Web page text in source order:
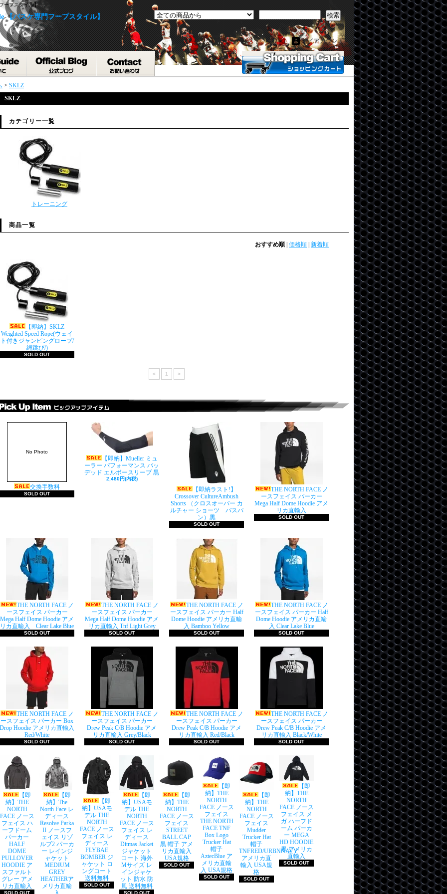
ープスタイル】
検索
【バスケ専門フープスタイル】
マイアカウント
> SKLZ
SKLZ
カテゴリー一覧
トレーニング
商品一覧
おすすめ順 価格順 新着順
【即納】SKLZ
Weighted Speed Rope(ウェイ
ト付きジャンピングロープ/
縄跳び/)
SOLD OUT
< 1 >
No Photo
交換手数料
SOLD OUT
【即納】Mueller ミュ
ーラー パフォーマンス パッ
デッド エルボースリーブ 黒
2,480円(内税)
【即納ラスト!】
Crossover CultureAmbush
Shorts （クロスオーバー カ
ルチャー ショーツ バスパ
ン）黒
SOLD OUT
THE NORTH FACE ノ
ースフェイス パーカー
Mega Half Dome Hoodie アメ
リカ直輸入
SOLD OUT
THE NORTH FACE ノ
ースフェイス パーカー
Mega Half Dome Hoodie アメ
リカ直輸入 Clear Lake Blue
SOLD OUT
THE NORTH FACE ノ
ースフェイス パーカー
Mega Half Dome Hoodie アメ
リカ直輸入 Tnf Light Grey
SOLD OUT
THE NORTH FACE ノ
ースフェイス パーカー Half
Dome Hoodie アメリカ直輸
入 Bamboo Yellow
SOLD OUT
THE NORTH FACE ノ
ースフェイス パーカー Half
Dome Hoodie アメリカ直輸
入 Clear Lake Blue
SOLD OUT
THE NORTH FACE ノ
ースフェイス パーカー Box
Drop Hoodie アメリカ直輸入
Red/White
SOLD OUT
THE NORTH FACE ノ
ースフェイス パーカー
Drew Peak C/B Hoodie アメ
リカ直輸入 Grey/Black
SOLD OUT
THE NORTH FACE ノ
ースフェイス パーカー
Drew Peak C/B Hoodie アメ
リカ直輸入 Red/Black
SOLD OUT
THE NORTH FACE ノ
ースフェイス パーカー
Drew Peak C/B Hoodie アメ
リカ直輸入 Black/White
SOLD OUT
【即
納】THE
NORTH
FACE ノース
フェイス ハ
ーフドーム
パーカー
HALF
DOME
PULLOVER
HOODIE ア
スファルト
グレー アメ
リカ直輸入
SOLD OUT
【即
納】The
North Face レ
ディース
Resolve Parka
II ノースフ
ェイス リゾ
ルブ2 パーカ
ー レインジ
ャケット
MEDIUM
GREY
HEATHERア
メリカ直輸
【即
納】USAモ
デル THE
NORTH
FACE ノース
フェイス レ
ディース
FLYBAE
BOMBER ジ
ャケット ロ
ングコート
送料無料
SOLD OUT
【即
納】USAモ
デル THE
NORTH
FACE ノース
フェイス レ
ディース
Ditmas Jacket
ジャケット
コート 海外
Mサイズ レ
インジャケ
ット 防水 防
風 送料無料
SOLD OUT
【即
納】THE
NORTH
FACE ノース
フェイス
STREET
BALL CAP
黒 帽子 アメ
リカ直輸入
USA規格
SOLD OUT
【即
納】THE
NORTH
FACE ノース
フェイス
THE NORTH
FACE TNF
Box Logo
Trucker Hat
帽子
AztecBlue ア
メリカ直輸
入 USA規格
SOLD OUT
【即
納】THE
NORTH
FACE ノース
フェイス
Mudder
Trucker Hat
帽子
TNFRED/URBNNAVY
アメリカ直
輸入 USA規
格
SOLD OUT
【即
納】THE
NORTH
FACE ノース
フェイス メ
ガ ハーフド
ーム パーカ
ー MEGA
HD HOODIE
黒 アメリカ
直輸入
SOLD OUT